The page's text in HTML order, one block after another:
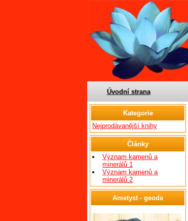
Úvodní strana
Kategorie
Nejprodávanější knihy
Články
Význam kamenů a
minerálů 1
Význam kamenů a
minerálů 2
Ametyst - geoda